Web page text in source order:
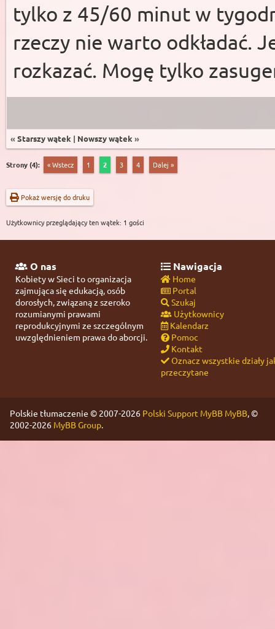
tylko z 45/60 minut w
rzeczy nie warto odkładać.
rozkazać. Mogę tylko
« Starszy wątek | Nowszy wątek »
Strony (4): « Wstecz 1 2 3 4 Dalej »
Pokaż wersję do druku
Użytkownicy przeglądający ten wątek: 1 gości
O nas
Kobiety w Sieci to organizacja
zajmująca się edukacją, osób
dorosłych, związaną z szeroko
rozumianymi prawami
reprodukcyjnymi ze szczególnym
uwzględnieniem prawa do aborcji.
Nawigacja
Home
Portal
Szukaj
Użytkownicy
Kalendarz
Pomoc
Kontakt
Oznacz wszystkie działy
przeczytane
Polskie tłumaczenie © 2007-2026 Polski Support MyBB MyBB, ©
2002-2026 MyBB Group.